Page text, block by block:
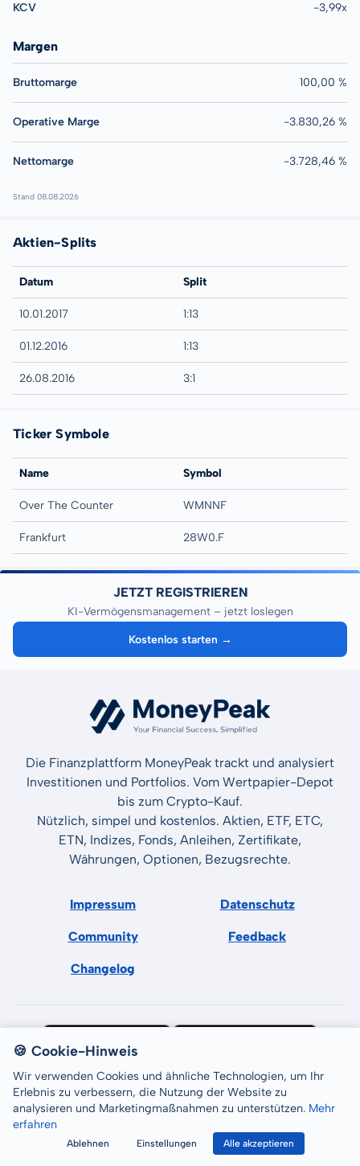
KCV -3,99x
Margen
Bruttomarge 100,00 %
Operative Marge -3.830,26 %
Nettomarge -3.728,46 %
Stand 08.08.2026
Aktien-Splits
Datum Split
10.01.2017 1:13
01.12.2016 1:13
26.08.2016 3:1
Ticker Symbole
Name Symbol
Over The Counter WMNNF
Frankfurt 28W0.F
JETZT REGISTRIEREN
KI-Vermögensmanagement – jetzt loslegen
Kostenlos starten →
Die Finanzplattform MoneyPeak trackt und analysiert
Investitionen und Portfolios. Vom Wertpapier-Depot
bis zum Crypto-Kauf.
Nützlich, simpel und kostenlos. Aktien, ETF, ETC,
ETN, Indizes, Fonds, Anleihen, Zertifikate,
Währungen, Optionen, Bezugsrechte.
Impressum Datenschutz
Community Feedback
Changelog
All rights reserved © LCP GmbH 2026
🍪 Cookie-Hinweis
Wir verwenden Cookies und ähnliche Technologien, um Ihr
Erlebnis zu verbessern, die Nutzung der Website zu
analysieren und Marketingmaßnahmen zu unterstützen. Mehr
erfahren
Ablehnen Einstellungen Alle akzeptieren